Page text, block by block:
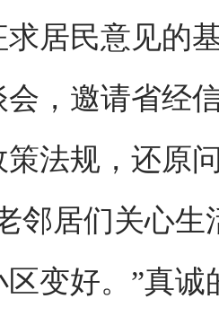
民意见的基
，邀请省经
法规，还原
邻居们关心
变好。”真